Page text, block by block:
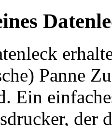
Panne
Ein
der